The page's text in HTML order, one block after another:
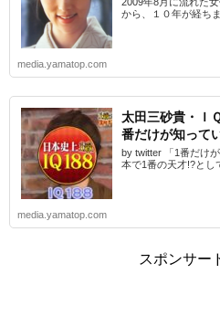
から、１０年が経ち
media.yamatop.com
太田三砂貴・Ｉ
番だけが知って
by twitter 「1番だけ
本で1番の天才!?とし
media.yamatop.com
スポンサー